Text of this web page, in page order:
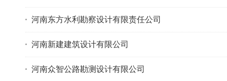
河南东方水利勘察设计有限责任公司
河南新建建筑设计有限公司
河南众智公路勘测设计有限公司